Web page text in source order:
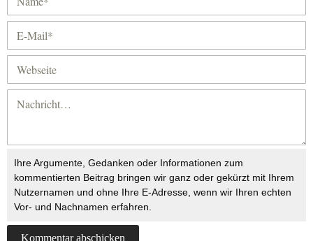
Ihre Argumente, Gedanken oder Informationen zum
kommentierten Beitrag bringen wir ganz oder gekürzt mit Ihrem
Nutzernamen und ohne Ihre E-Adresse, wenn wir Ihren echten
Vor- und Nachnamen erfahren.